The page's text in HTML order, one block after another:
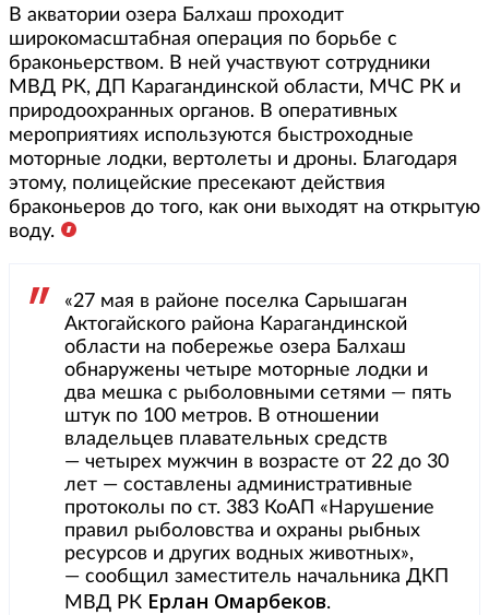
В акватории озера Балхаш проходит
широкомасштабная операция по борьбе с
браконьерством. В ней участвуют сотрудники
МВД РК, ДП Карагандинской области, МЧС РК и
природоохранных органов. В оперативных
мероприятиях используются быстроходные
моторные лодки, вертолеты и дроны. Благодаря
этому, полицейские пресекают действия
браконьеров до того, как они выходят на открытую
воду.
«27 мая в районе поселка Сарышаган
Актогайского района Карагандинской
области на побережье озера Балхаш
обнаружены четыре моторные лодки и
два мешка с рыболовными сетями — пять
штук по 100 метров. В отношении
владельцев плавательных средств
— четырех мужчин в возрасте от 22 до 30
лет — составлены административные
протоколы по ст. 383 КоАП «Нарушение
правил рыболовства и охраны рыбных
ресурсов и других водных животных»,
— сообщил заместитель начальника ДКП
МВД РК Ерлан Омарбеков.